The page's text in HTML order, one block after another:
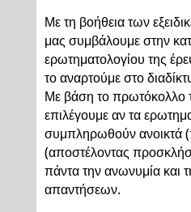
Με τη βοήθεια των
μας συμβάλουμε στην
ερωτηματολογίου της
το αναρτούμε στο
Με βάση το πρωτόκολλο
επιλέγουμε αν τα
συμπληρωθούν ανοικτά
(αποστέλοντας
πάντα την ανωνυμία και
απαντήσεων.